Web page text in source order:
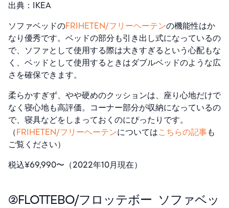
出典：IKEA
ソファベッドのFRIHETEN/フリーヘーテンの機能性はか
なり優秀です。ベッドの部分も引き出し式になっているの
で、ソファとして使用する際は大きすぎるという心配もな
く、ベッドとして使用するときはダブルベッドのような広
さを確保できます。
柔らかすぎず、やや硬めのクッションは、座り心地だけで
なく寝心地も高評価。コーナー部分が収納になっているの
で、寝具などをしまっておくのにぴったりです。
（ FRIHETEN/フリーヘーテンについてはこちらの記事も
ご覧ください）
税込¥69,990〜（2022年10月現在）
②FLOTTEBO/フロッテボー ソファベッ